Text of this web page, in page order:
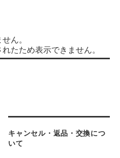
ん。
たため表示できません。
キャンセル・返品・交換につ
いて